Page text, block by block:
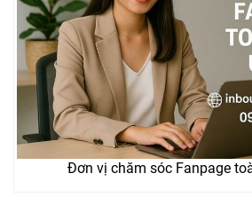
Đơn vị chăm sóc Fanpage